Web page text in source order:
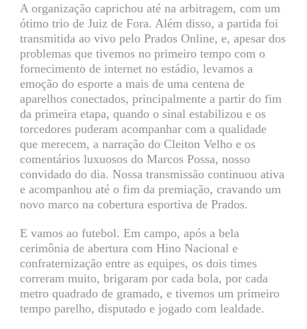
A organização caprichou até na arbitragem, com um
ótimo trio de Juiz de Fora. Além disso, a partida foi
transmitida ao vivo pelo Prados Online, e, apesar dos
problemas que tivemos no primeiro tempo com o
fornecimento de internet no estádio, levamos a
emoção do esporte a mais de uma centena de
aparelhos conectados, principalmente a partir do fim
da primeira etapa, quando o sinal estabilizou e os
torcedores puderam acompanhar com a qualidade
que merecem, a narração do Cleiton Velho e os
comentários luxuosos do Marcos Possa, nosso
convidado do dia. Nossa transmissão continuou ativa
e acompanhou até o fim da premiação, cravando um
novo marco na cobertura esportiva de Prados.
E vamos ao futebol. Em campo, após a bela
cerimônia de abertura com Hino Nacional e
confraternização entre as equipes, os dois times
correram muito, brigaram por cada bola, por cada
metro quadrado de gramado, e tivemos um primeiro
tempo parelho, disputado e jogado com lealdade.